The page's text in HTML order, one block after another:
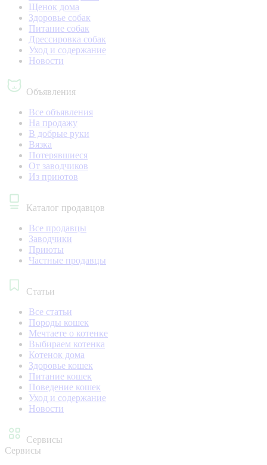
Щенок дома
Здоровье собак
Питание собак
Дрессировка собак
Уход и содержание
Новости
Объявления
Все объявления
На продажу
В добрые руки
Вязка
Потерявшиеся
От заводчиков
Из приютов
Каталог продавцов
Все продавцы
Заводчики
Приюты
Частные продавцы
Статьи
Все статьи
Породы кошек
Мечтаете о котенке
Выбираем котенка
Котенок дома
Здоровье кошек
Питание кошек
Поведение кошек
Уход и содержание
Новости
Сервисы
Сервисы